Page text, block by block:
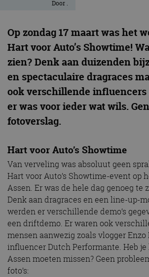
Door .
Op zondag 17 maart was het
Hart voor Auto’s Showtime!
zien? Denk aan duizenden
en spectaculaire dragraces
ook verschillende influencers
er was voor ieder wat wils.
fotoverslag.
Hart voor Auto’s Showtime
Van verveling was absoluut geen
Hart voor Auto’s Showtime-event op
Assen. Er was de hele dag genoeg te
Denk aan dragraces en een line-up-
werden er verschillende demo’s
een driftdemo. Er waren ook
mensen aanwezig zoals vlogger Enzo
influencer Dutch Performante. Heb
Assen moeten missen? Geen
foto’s: